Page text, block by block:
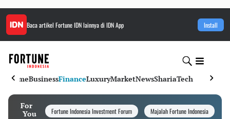
Baca artikel Fortune IDNlainnya di IDN App Install
HomeBusinessFinanceLuxuryMarketNewsShariaTech
For
You
Fortune Indonesia Investment Forum Majalah Fortune Indonesia